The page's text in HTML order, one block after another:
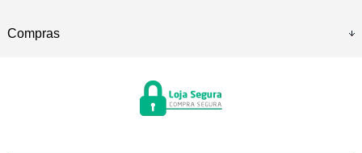
Compras